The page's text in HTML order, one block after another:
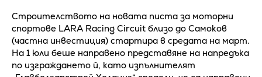
Строителството на новата писта за моторни
спортове LARA Racing Circuit близо до Самоков
(частна инвестиция) стартира в средата на март.
На 1 юли беше направено представяне на напредъка
по изграждането й, като изпълнителят